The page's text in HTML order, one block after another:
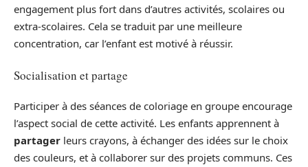
engagement plus fort dans d’autres activités, scolaires ou
extra-scolaires. Cela se traduit par une meilleure
concentration, car l’enfant est motivé à réussir.
Socialisation et partage
Participer à des séances de coloriage en groupe encourage
l’aspect social de cette activité. Les enfants apprennent à
partager leurs crayons, à échanger des idées sur le choix
des couleurs, et à collaborer sur des projets communs. Ces